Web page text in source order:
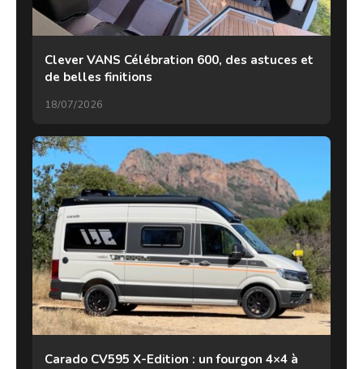
Clever VANS Célébration 600, des astuces et
de belles finitions
18/07/2026
Carado CV595 X-Edition : un fourgon 4×4 à